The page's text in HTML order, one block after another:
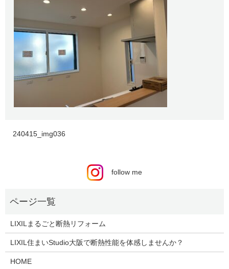
240415_img036
follow me
LIXILまるごと断熱リフォーム
LIXIL住まいStudio大阪で断熱性能を体感しませんか？
HOME